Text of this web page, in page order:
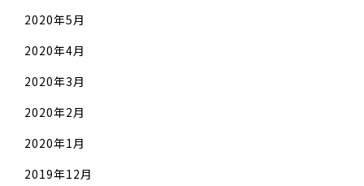
2020年5月
2020年4月
2020年3月
2020年2月
2020年1月
2019年12月